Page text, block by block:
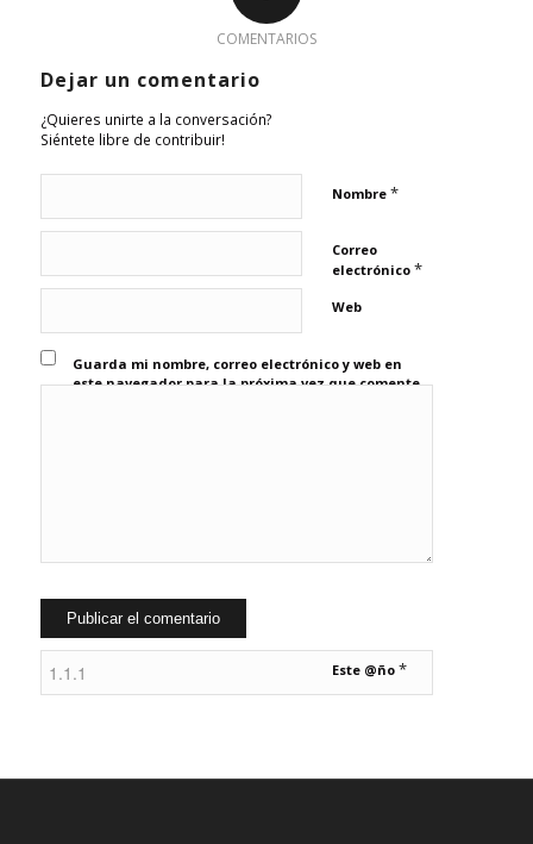
COMENTARIOS
Dejar un comentario
¿Quieres unirte a la conversación?
Siéntete libre de contribuir!
Nombre *
Correo
electrónico *
Web
Guarda mi nombre, correo electrónico y web en
este navegador para la próxima vez que comente.
Este @ño *